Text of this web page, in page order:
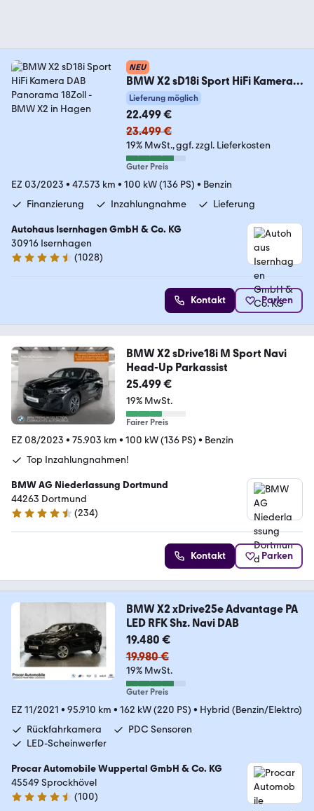
NEU
BMW X2 sD18i Sport HiFi Kamera
DAB Panorama 18Zoll
Lieferung möglich
22.499 €
23.499 €
19% MwSt. ggf. zzgl. Lieferkosten
Guter Preis
EZ 03/2023 • 47.573 km • 100 kW (136 PS) • Benzin
Finanzierung
Inzahlungnahme Lieferung
Autohaus Isernhagen GmbH & Co. KG
30916 Isernhagen
4.5 Sterne
(1028)
Kontakt Parken
BMW X2 sDrive18i M Sport Navi
Head-Up Parkassist
25.499 €
19% MwSt.
Fairer Preis
EZ 08/2023 • 75.903 km • 100 kW (136 PS) • Benzin
Top Inzahlungnahmen!
BMW AG Niederlassung Dortmund
44263 Dortmund
4.4 Sterne
(234)
Kontakt Parken
BMW X2 xDrive25e Advantage PA
LED RFK Shz. Navi DAB
19.480 €
19.980 €
19% MwSt.
Guter Preis
EZ 11/2021 • 95.910 km • 162 kW (220 PS) • Hybrid (Benzin/Elektro)
Rückfahrkamera
PDC Sensoren
LED-Scheinwerfer
Procar Automobile Wuppertal GmbH & Co. KG
45549 Sprockhövel
4.7 Sterne
(100)